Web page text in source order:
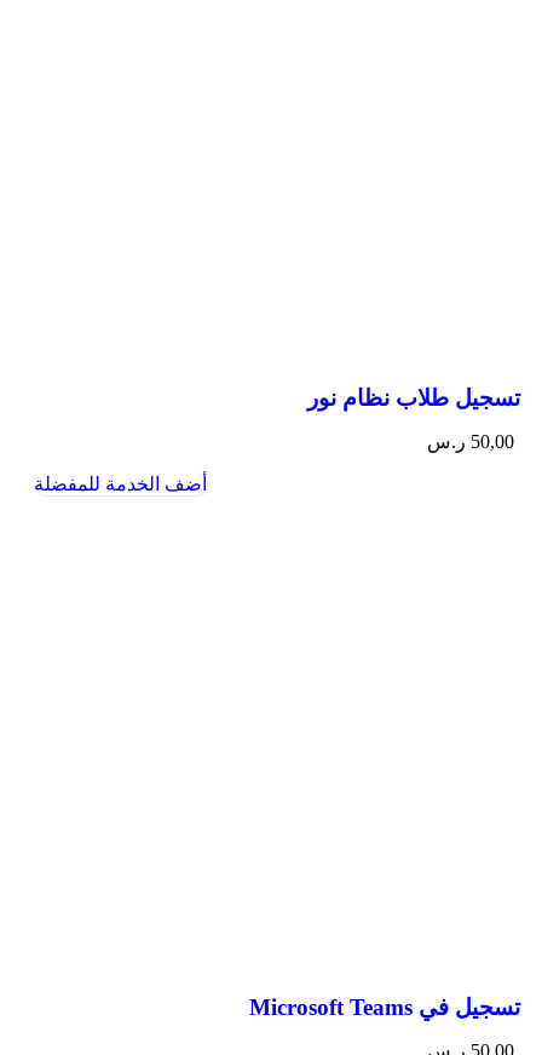
تسجيل طلاب نظام نور
50,00 ر.س
أضف الخدمة للمفضلة
تسجيل في Microsoft Teams